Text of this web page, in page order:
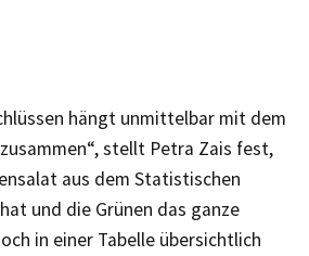
hängt unmittelbar mit dem
stellt Petra Zais fest,
aus dem Statistischen
und die Grünen das ganze
in einer Tabelle übersichtlich